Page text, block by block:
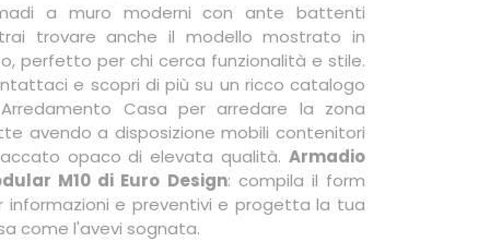
a muro moderni con ante battenti
trovare anche il modello mostrato in
perfetto per chi cerca funzionalità e stile.
e scopri di più su un ricco catalogo
Casa per arredare la zona
avendo a disposizione mobili contenitori
opaco di elevata qualità. Armadio
M10 di Euro Design: compila il form
informazioni e preventivi e progetta la tua
come l'avevi sognata.